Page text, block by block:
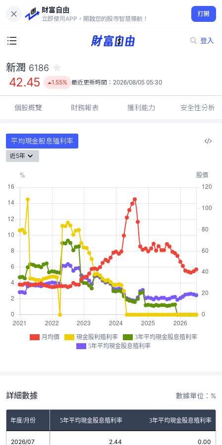
財富自由
立即使用APP，開啟您的股市智慧導航！
打開
登入
42.45
1.55%
新潤 6186
42.45 1.55% 最近更新時間： 2026/08/05 05:30
個股概覽 財務報表 獲利能力 安全性分析
平均現金股息殖利率
近5年
月均價 現金股利殖利率
3年平均現金股息殖利率
5年平均現金股息殖利率
詳細數據 數據單位：%
年度/月份
股利殖利率 5年平均現金股息殖利率 3年平均現金股息殖利率
2026/07
0.00 2.44 0.00